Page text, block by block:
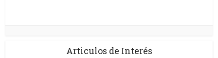
Articulos de Interés